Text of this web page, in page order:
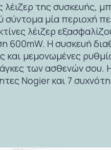
λέιζερ της συσκευής,
σύντομα μία περιοχή
λέιζερ
600mW. H συσκευή
μεμονωμένες
των ασθενών σου.
Nogier και 7